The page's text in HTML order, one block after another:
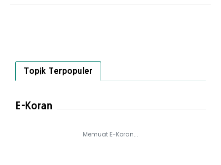
Topik Terpopuler
E-Koran
Memuat E-Koran...